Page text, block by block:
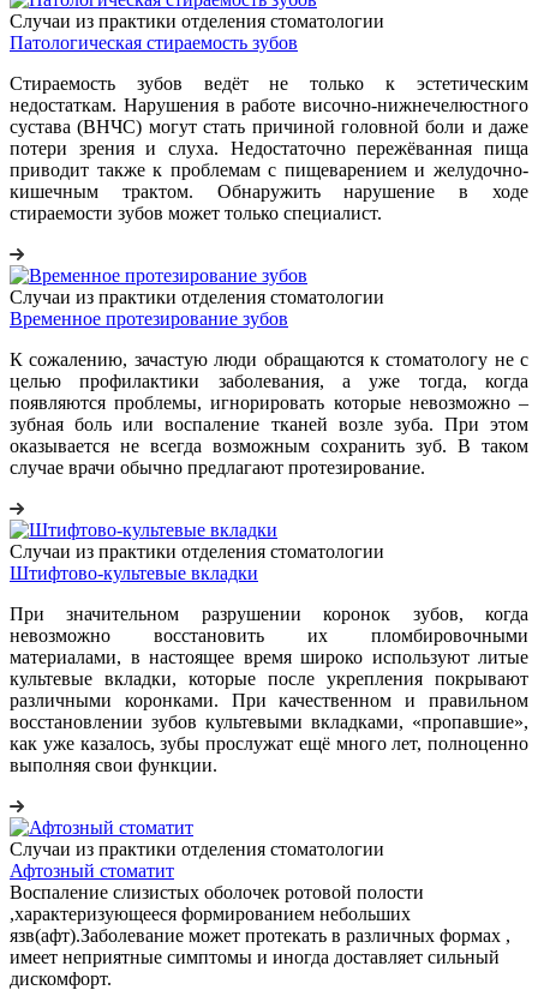
Случаи из практики отделения стоматологии
Патологическая стираемость зубов
Стираемость зубов ведёт не только к эстетическим
недостаткам. Нарушения в работе височно-нижнечелюстного
сустава (ВНЧС) могут стать причиной головной боли и даже
потери зрения и слуха. Недостаточно пережёванная пища
приводит также к проблемам с пищеварением и желудочно-
кишечным трактом. Обнаружить нарушение в ходе
стираемости зубов может только специалист.
Случаи из практики отделения стоматологии
Временное протезирование зубов
К сожалению, зачастую люди обращаются к стоматологу не с
целью профилактики заболевания, а уже тогда, когда
появляются проблемы, игнорировать которые невозможно –
зубная боль или воспаление тканей возле зуба. При этом
оказывается не всегда возможным сохранить зуб. В таком
случае врачи обычно предлагают протезирование.
Случаи из практики отделения стоматологии
Штифтово-культевые вкладки
При значительном разрушении коронок зубов, когда
невозможно восстановить их пломбировочными
материалами, в настоящее время широко используют литые
культевые вкладки, которые после укрепления покрывают
различными коронками. При качественном и правильном
восстановлении зубов культевыми вкладками, «пропавшие»,
как уже казалось, зубы прослужат ещё много лет, полноценно
выполняя свои функции.
Случаи из практики отделения стоматологии
Афтозный стоматит
Воспаление слизистых оболочек ротовой полости
,характеризующееся формированием небольших
язв(афт).Заболевание может протекать в различных формах ,
имеет неприятные симптомы и иногда доставляет сильный
дискомфорт.